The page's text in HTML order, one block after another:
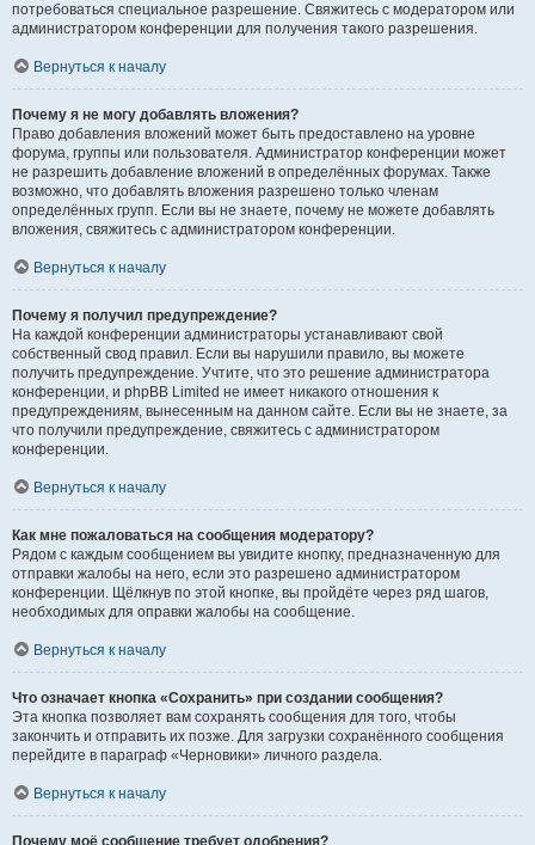
потребоваться специальное разрешение. Свяжитесь с модератором или
администратором конференции для получения такого разрешения.
Вернуться к началу
Почему я не могу добавлять вложения?
Право добавления вложений может быть предоставлено на уровне
форума, группы или пользователя. Администратор конференции может
не разрешить добавление вложений в определённых форумах. Также
возможно, что добавлять вложения разрешено только членам
определённых групп. Если вы не знаете, почему не можете добавлять
вложения, свяжитесь с администратором конференции.
Вернуться к началу
Почему я получил предупреждение?
На каждой конференции администраторы устанавливают свой
собственный свод правил. Если вы нарушили правило, вы можете
получить предупреждение. Учтите, что это решение администратора
конференции, и phpBB Limited не имеет никакого отношения к
предупреждениям, вынесенным на данном сайте. Если вы не знаете, за
что получили предупреждение, свяжитесь с администратором
конференции.
Вернуться к началу
Как мне пожаловаться на сообщения модератору?
Рядом с каждым сообщением вы увидите кнопку, предназначенную для
отправки жалобы на него, если это разрешено администратором
конференции. Щёлкнув по этой кнопке, вы пройдёте через ряд шагов,
необходимых для оправки жалобы на сообщение.
Вернуться к началу
Что означает кнопка «Сохранить» при создании сообщения?
Эта кнопка позволяет вам сохранять сообщения для того, чтобы
закончить и отправить их позже. Для загрузки сохранённого сообщения
перейдите в параграф «Черновики» личного раздела.
Вернуться к началу
Почему моё сообщение требует одобрения?